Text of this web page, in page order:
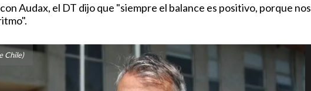
Audax, el DT dijo que "siempre el balance es positivo, porque nos
Chile)